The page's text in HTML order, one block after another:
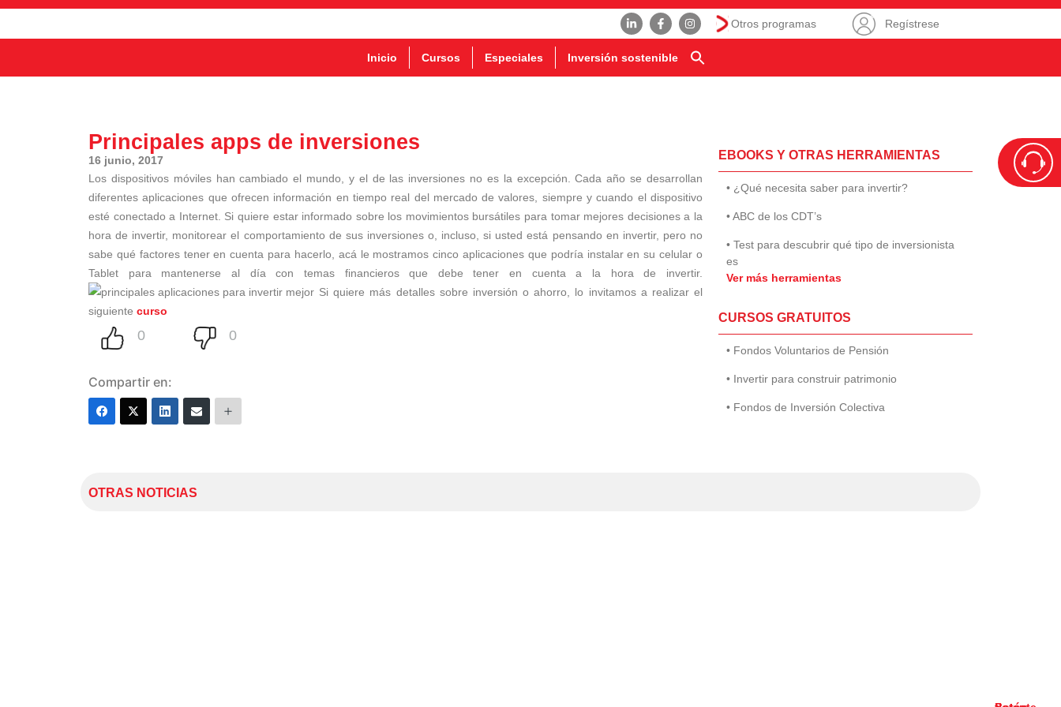
Otros programas Regístrese
Inicio Cursos Especiales Inversión sostenible
Principales apps de inversiones
16 junio, 2017
Los dispositivos móviles han cambiado el mundo, y el de las inversiones no es la excepción. Cada año se desarrollan
diferentes aplicaciones que ofrecen información en tiempo real del mercado de valores, siempre y cuando el dispositivo
esté conectado a Internet. Si quiere estar informado sobre los movimientos bursátiles para tomar mejores decisiones a la
hora de invertir, monitorear el comportamiento de sus inversiones o, incluso, si usted está pensando en invertir, pero no
sabe qué factores tener en cuenta para hacerlo, acá le mostramos cinco aplicaciones que podría instalar en su celular o
Tablet para mantenerse al día con temas financieros que debe tener en cuenta a la hora de invertir.
Si quiere más detalles sobre inversión o ahorro, lo invitamos a realizar el
siguiente curso
Compartir en:
EBOOKS Y OTRAS HERRAMIENTAS
• ¿Qué necesita saber para invertir?
• ABC de los CDT’s
• Test para descubrir qué tipo de inversionista
es
Ver más herramientas
CURSOS GRATUITOS
• Fondos Voluntarios de Pensión
• Invertir para construir patrimonio
• Fondos de Inversión Colectiva
OTRAS NOTICIAS